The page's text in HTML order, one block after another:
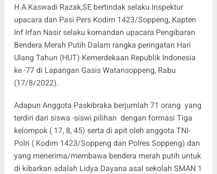
H.A.Kaswadi Razak,SE bertindak selaku Inspektur
upacara dan Pasi Pers Kodim 1423/Soppeng, Kapten
Inf Irfan Nasir selaku komandan upacara Pengibaran
Bendera Merah Putih Dalam rangka peringatan Hari
Ulang Tahun (HUT) Kemerdekaan Republik Indonesia
ke -77 di Lapangan Gasis Watansoppeng, Rabu
(17/8/2022).
Adapun Anggota Paskibraka berjumlah 71 orang yang
terdiri dari siswa -siswi pilihan dengan formasi Tiga
kelompok ( 17, 8, 45) serta di apit oleh anggota TNI-
Polri ( Kodim 1423/Soppeng dan Polres Soppeng) dan
yang menerima/membawa bendera merah putih untuk
di kibarkan adalah Lidya Dayana asal sekolah SMAN 1